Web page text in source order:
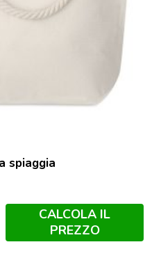
spiaggia
CALCOLA IL
PREZZO